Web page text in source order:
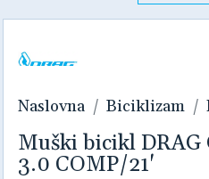
Naslovna Biciklizam
Muški bicikl DRAG
3.0 COMP/21'